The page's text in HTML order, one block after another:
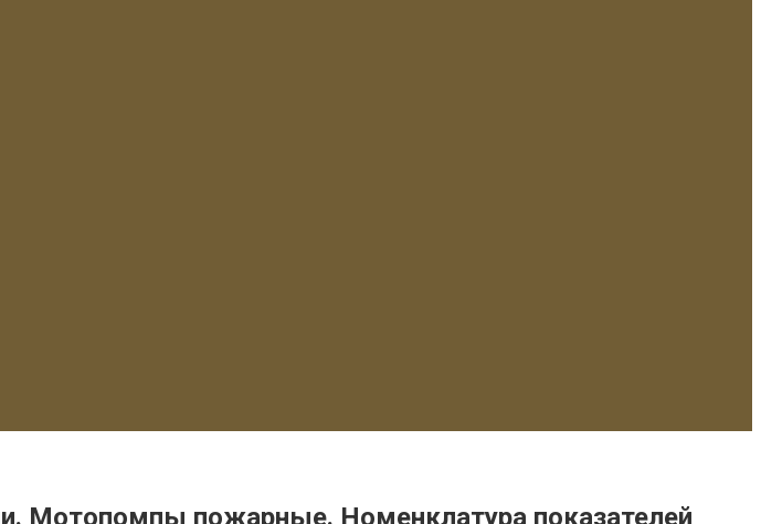
Мотопомпы пожарные. Номенклатура показателей